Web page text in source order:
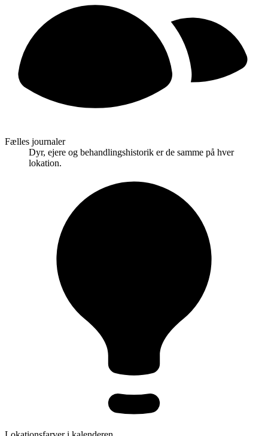
Fælles journaler
Dyr, ejere og behandlingshistorik er de samme på hver
lokation.